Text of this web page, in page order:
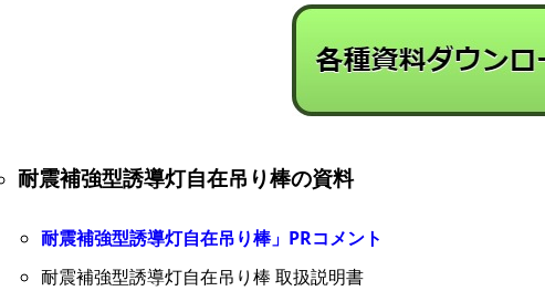
耐震補強型誘導灯自在吊り棒の資料
耐震補強型誘導灯自在吊り棒」PRコメント
耐震補強型誘導灯自在吊り棒 取扱説明書